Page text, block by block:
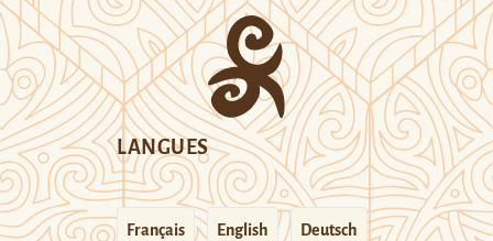
LANGUES
Français English Deutsch